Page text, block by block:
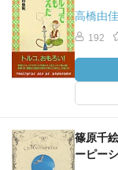
高橋由
192
篠原千
ーピー